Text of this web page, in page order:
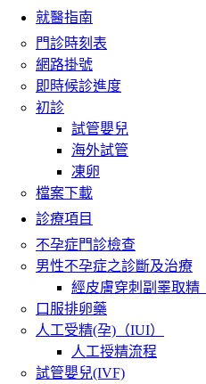
就醫指南
門診時刻表
網路掛號
即時候診進度
初診
試管嬰兒
海外試管
凍卵
檔案下載
診療項目
不孕症門診檢查
男性不孕症之診斷及治療
經皮膚穿刺副睪取精
口服排卵藥
人工受精(孕)（IUI）
人工授精流程
試管嬰兒(IVF)